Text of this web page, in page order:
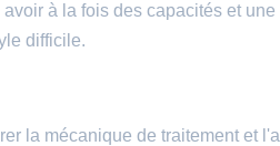
à la fois des capacités et
difficile.
la mécanique de traitement et